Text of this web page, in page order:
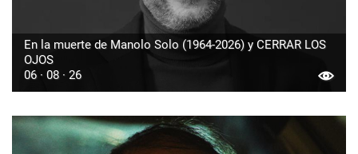
En la muerte de Manolo Solo (1964-2026) y CERRAR LOS
OJOS
06 · 08 · 26